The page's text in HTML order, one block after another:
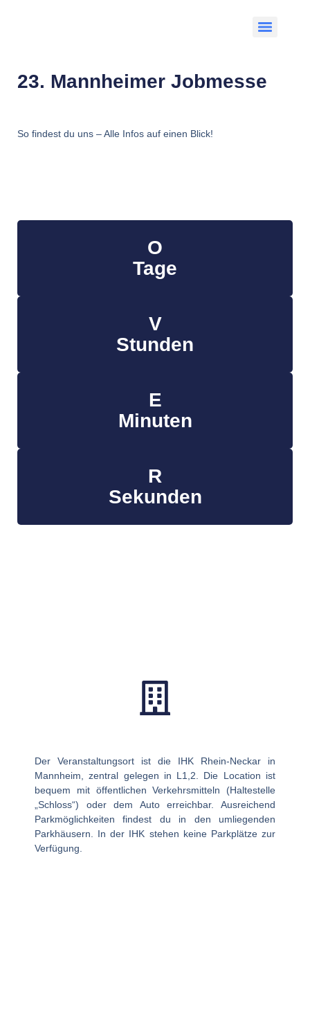
23. Mannheimer Jobmesse
So findest du uns – Alle Infos auf einen Blick!
O
Tage
V
Stunden
E
Minuten
R
Sekunden
Der Veranstaltungsort ist die IHK Rhein-Neckar in
Mannheim, zentral gelegen in L1,2. Die Location ist
bequem mit öffentlichen Verkehrsmitteln (Haltestelle
„Schloss“) oder dem Auto erreichbar. Ausreichend
Parkmöglichkeiten findest du in den umliegenden
Parkhäusern. In der IHK stehen keine Parkplätze zur
Verfügung.